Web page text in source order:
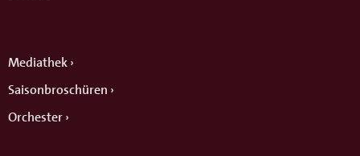
Mediathek
Saisonbroschüren
Orchester